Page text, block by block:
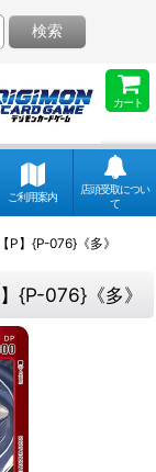
カート
検索
ご利用案内
店頭受取につい
て
P】{P-076}《多》
{P-076}《多》